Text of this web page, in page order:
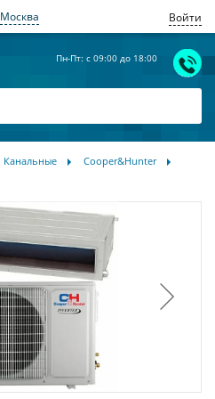
Москва Войти
Пн-Пт: с 09:00 до 18:00
Канальные Cooper&Hunter